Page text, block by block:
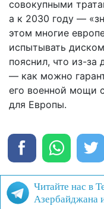
совокупными
а к 2030 году —
этом многие
испытывать
пояснил, что из-за
— как можно
его военной мощи
для Европы.
Читайте нас в
Азербайджана